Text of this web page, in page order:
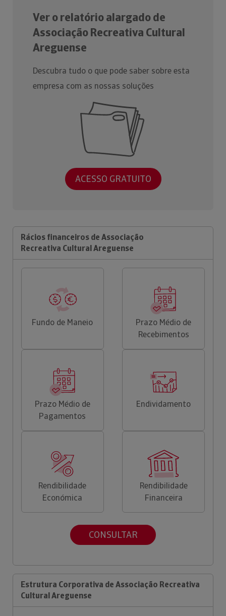
Ver o relatório alargado de
Associação Recreativa Cultural
Areguense
Descubra tudo o que pode saber sobre esta
empresa com as nossas soluções
ACESSO GRATUITO
Rácios financeiros de Associação
Recreativa Cultural Areguense
Fundo de Maneio
Prazo Médio de
Recebimentos
Prazo Médio de
Pagamentos
Endividamento
Rendibilidade
Económica
Rendibilidade
Financeira
CONSULTAR
Estrutura Corporativa de Associação Recreativa
Cultural Areguense